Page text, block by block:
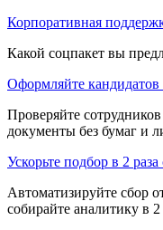
Корпоративная
Какой соцпакет вы
Оформляйте кандидатов
Проверяйте
документы без бумаг и
Ускорьте подбор в 2
Автоматизируйте сбор
собирайте аналитику в